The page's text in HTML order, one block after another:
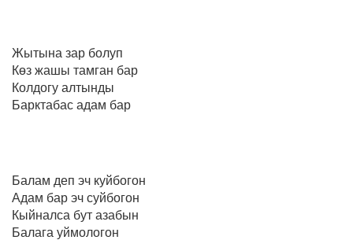
Жытына зар болуп
Көз жашы тамган бар
Колдогу алтынды
Барктабас адам бар
Балам деп эч куйбогон
Адам бар эч суйбогон
Кыйналса бут азабын
Балага уймологон